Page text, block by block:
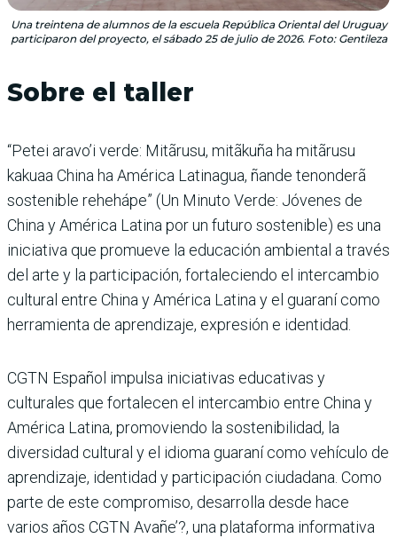
Una treintena de alumnos de la escuela República Oriental del Uruguay
participaron del proyecto, el sábado 25 de julio de 2026. Foto: Gentileza
Sobre el taller
“Petei aravo’i verde: Mitãrusu, mitãkuña ha mitãrusu
kakuaa China ha América Latinagua, ñande tenonderã
sostenible rehehápe” (Un Minuto Verde: Jóvenes de
China y América Latina por un futuro sostenible) es una
iniciativa que promueve la educación ambiental a través
del arte y la participación, fortaleciendo el intercambio
cultural entre China y América Latina y el guaraní como
herramienta de aprendizaje, expresión e identidad.
CGTN Español impulsa iniciativas educativas y
culturales que fortalecen el intercambio entre China y
América Latina, promoviendo la sostenibilidad, la
diversidad cultural y el idioma guaraní como vehículo de
aprendizaje, identidad y participación ciudadana. Como
parte de este compromiso, desarrolla desde hace
varios años CGTN Avañe’?, una plataforma informativa